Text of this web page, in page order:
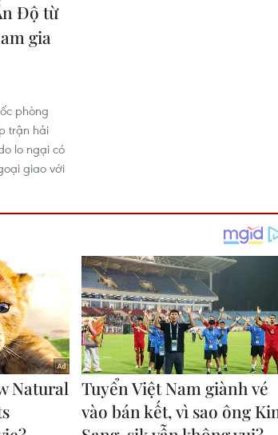
Độ từ
gia
phòng
trận hải
lo ngại có
giao với